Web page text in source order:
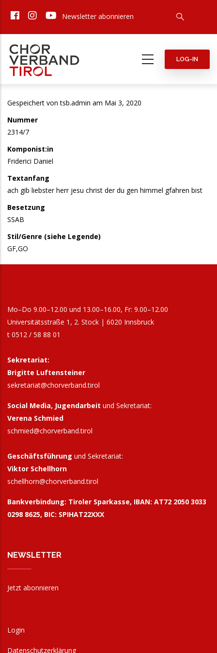
zum
Newsletter abonnieren
LOG-IN
Gespeichert vontsb.admin am Mai 3, 2020
Nummer
2314/7
Komponist:in
Friderici Daniel
Textanfang
ach gib liebster herr jesu christ der du gen himmel gfahren bist
Besetzung
SSAB
Stil/Genre (siehe Legende)
GF,GO
Mo–Do 9.00–12.00 und 13.00–16.00, Fr: 9.00–12.00
Universitätsstraße 1, 2. Stock | 6020 Innsbruck
t 0512 / 58 88 01
Sekretariat:
Brigitte Luftensteiner
sekretariat@chorverband.tirol
Social Media, Jugendarbeit und Sekretariat:
Verena Schmied
schmied@chorverband.tirol
Geschäftsführung und Sekretariat:
Viktor Schellhorn
schellhorn@chorverband.tirol
Bankverbindung: Tiroler Sparkasse, IBAN: AT72 2050 3033
0298 8625, BIC: SPIHAT22XXX
NEWSLETTER
Jetzt abonnieren
Login
Datenschutzerklärung